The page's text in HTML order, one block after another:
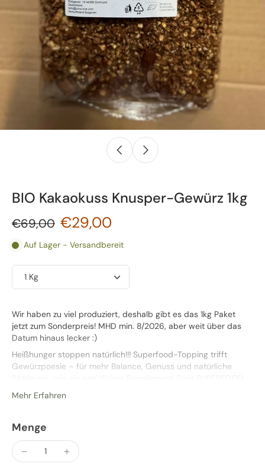
BIO Kakaokuss Knusper-Gewürz 1kg
€69,00 €29,00
Auf Lager - Versandbereit
Wir haben zu viel produziert, deshalb gibt es das 1kg Paket
jetzt zum Sonderpreis! MHD min. 8/2026, aber weit über das
Datum hinaus lecker :)
Heißhunger stoppen natürlich!!! Superfood-Topping trifft
Gewürzpoesie – für mehr Balance, Genuss und natürliche
aus über 20 natürlichen Superfoods! Einzigartige
Flavonoiden und Bitterstoffen dank Blüten und
ALLE SUPERFOODS IN EINEM:
Mehr Erfahren
Menge